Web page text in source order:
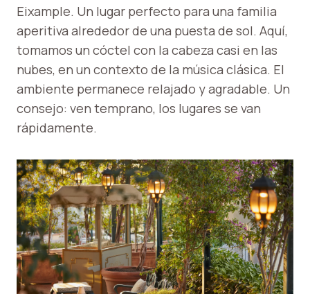
Eixample. Un lugar perfecto para una familia
aperitiva alrededor de una puesta de sol. Aquí,
tomamos un cóctel con la cabeza casi en las
nubes, en un contexto de la música clásica. El
ambiente permanece relajado y agradable. Un
consejo: ven temprano, los lugares se van
rápidamente.